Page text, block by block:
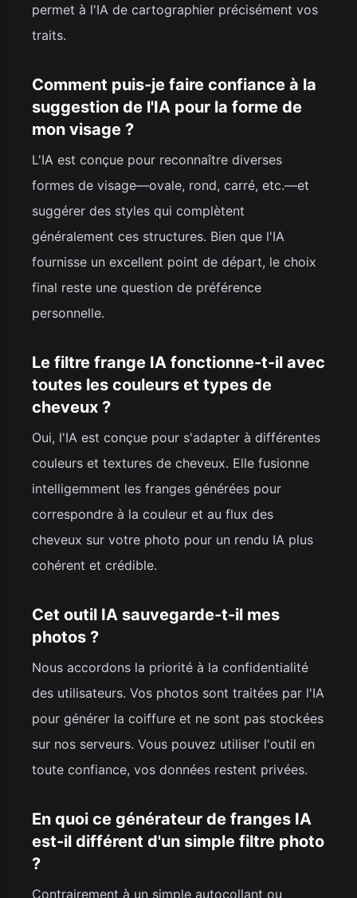
permet à l'IA de cartographier précisément vos
traits.
Comment puis-je faire confiance à la
suggestion de l'IA pour la forme de
mon visage ?
L'IA est conçue pour reconnaître diverses
formes de visage—ovale, rond, carré, etc.—et
suggérer des styles qui complètent
généralement ces structures. Bien que l'IA
fournisse un excellent point de départ, le choix
final reste une question de préférence
personnelle.
Le filtre frange IA fonctionne-t-il avec
toutes les couleurs et types de
cheveux ?
Oui, l'IA est conçue pour s'adapter à différentes
couleurs et textures de cheveux. Elle fusionne
intelligemment les franges générées pour
correspondre à la couleur et au flux des
cheveux sur votre photo pour un rendu IA plus
cohérent et crédible.
Cet outil IA sauvegarde-t-il mes
photos ?
Nous accordons la priorité à la confidentialité
des utilisateurs. Vos photos sont traitées par l'IA
pour générer la coiffure et ne sont pas stockées
sur nos serveurs. Vous pouvez utiliser l'outil en
toute confiance, vos données restent privées.
En quoi ce générateur de franges IA
est-il différent d'un simple filtre photo
?
Contrairement à un simple autocollant ou